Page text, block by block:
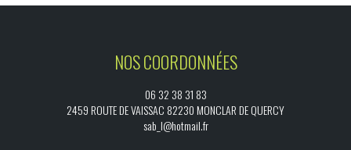
NOS COORDONNÉES
06 32 38 31 83
2459 ROUTE DE VAISSAC 82230 MONCLAR DE QUERCY
sab_l@hotmail.fr